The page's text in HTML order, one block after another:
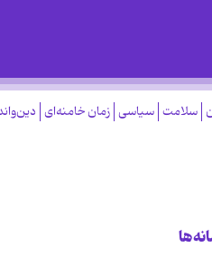
سلامت سیاسی زمان خامنه‌ای